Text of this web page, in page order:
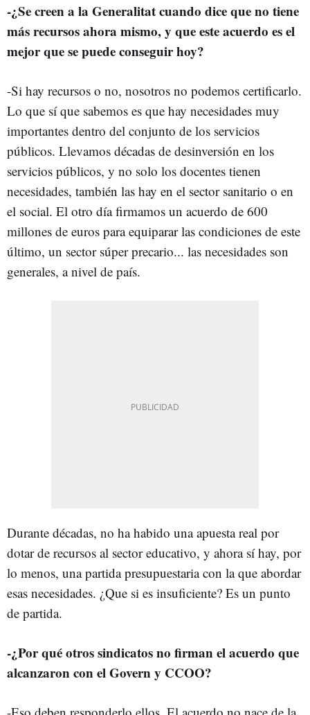
-¿Se creen a la Generalitat cuando dice que no tiene
más recursos ahora mismo, y que este acuerdo es el
mejor que se puede conseguir hoy?
-Si hay recursos o no, nosotros no podemos certificarlo.
Lo que sí que sabemos es que hay necesidades muy
importantes dentro del conjunto de los servicios
públicos. Llevamos décadas de desinversión en los
servicios públicos, y no solo los docentes tienen
necesidades, también las hay en el sector sanitario o en
el social. El otro día firmamos un acuerdo de 600
millones de euros para equiparar las condiciones de este
último, un sector súper precario... las necesidades son
generales, a nivel de país.
Durante décadas, no ha habido una apuesta real por
dotar de recursos al sector educativo, y ahora sí hay, por
lo menos, una partida presupuestaria con la que abordar
esas necesidades. ¿Que si es insuficiente? Es un punto
de partida.
-¿Por qué otros sindicatos no firman el acuerdo que
alcanzaron con el Govern y CCOO?